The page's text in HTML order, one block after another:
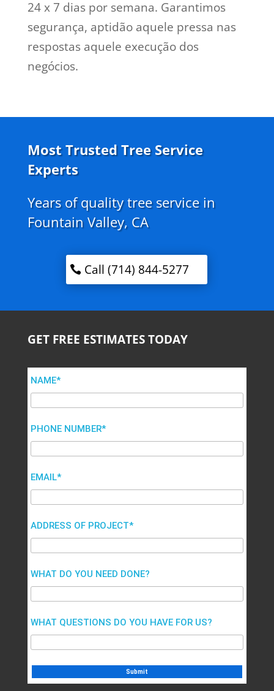
24 x 7 dias por semana. Garantimos
segurança, aptidão aquele pressa nas
respostas aquele execução dos
negócios.
Most Trusted Tree Service
Experts
Years of quality tree service in
Fountain Valley, CA
Call (714) 844-5277
GET FREE ESTIMATES TODAY
NAME*
PHONE NUMBER*
EMAIL*
ADDRESS OF PROJECT*
WHAT DO YOU NEED DONE?
WHAT QUESTIONS DO YOU HAVE FOR US?